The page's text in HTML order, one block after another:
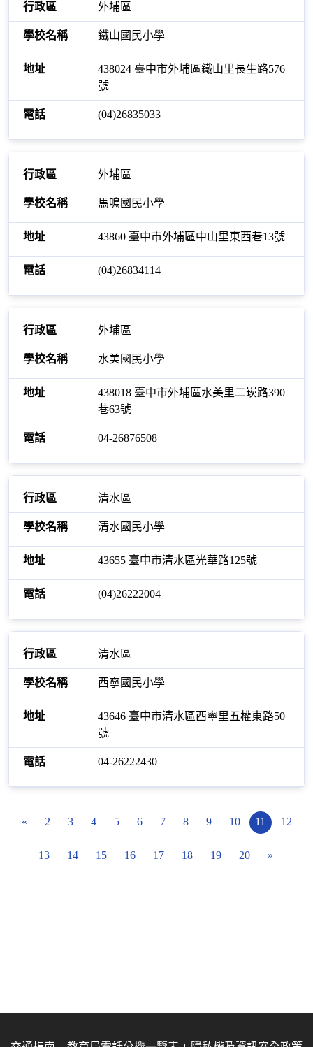
外埔區
鐵山國民小學
438024 臺中市外埔區鐵山里長生路576
號
(04)26835033
外埔區
馬鳴國民小學
43860 臺中市外埔區中山里東西巷13號
(04)26834114
外埔區
水美國民小學
438018 臺中市外埔區水美里二崁路390
巷63號
04-26876508
清水區
清水國民小學
43655 臺中市清水區光華路125號
(04)26222004
清水區
西寧國民小學
43646 臺中市清水區西寧里五權東路50
號
04-26222430
« 2 3 4 5 6 7 8 9 10 11 12
13 14 15 16 17 18 19 20 »